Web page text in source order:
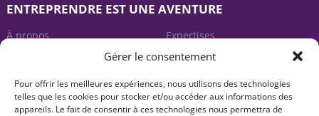
Gérer le consentement
Pour offrir les meilleures expériences, nous utilisons des technologies
telles que les cookies pour stocker et/ou accéder aux informations des
appareils. Le fait de consentir à ces technologies nous permettra de
ENTREPRENDRE EST UNE AVENTURE
À propos
Expertises
Actualités
Contact